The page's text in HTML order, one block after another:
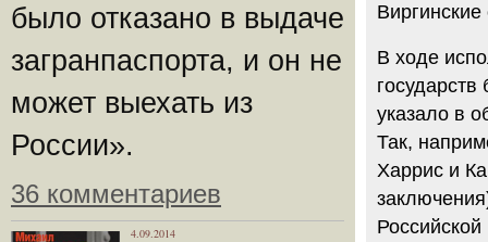
было отказано в выдаче
загранпаспорта, и он не
может выехать из
России».
36 комментариев
4.09.2014
В ходе
указало в
Так,
Харрис и